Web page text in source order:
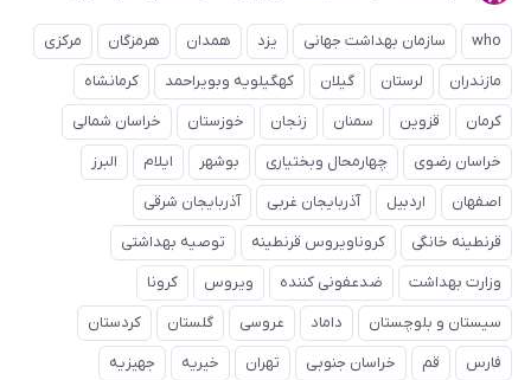
who سازمان بهداشت جهانی یزد همدان هرمزگان
مرکزی
مازندران
لرستان گیلان کهگیلویه وبویراحمد
کرمانشاه
کرمان
قزوین سمنان زنجان خوزستان
خراسان شمالی
خراسان رضوی
چهارمحال وبختیاری بوشهر ایلام
البرز
اصفهان
اردبیل آذربایجان غربی
آذربایجان شرقی
قرنطینه خانگی
کروناویروس قرنطینه
توصیه بهداشتی
وزارت بهداشت
ضدعفونی کننده ویروس
کرونا
سیستان و بلوچستان
داماد عروسی گلستان
کردستان
فارس
قم خراسان جنوبی تهران خیریه
جهیزیه